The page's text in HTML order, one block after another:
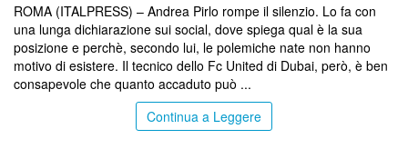
ROMA (ITALPRESS) – Andrea Pirlo rompe il silenzio. Lo fa con
una lunga dichiarazione sui social, dove spiega qual è la sua
posizione e perchè, secondo lui, le polemiche nate non hanno
motivo di esistere. Il tecnico dello Fc United di Dubai, però, è ben
consapevole che quanto accaduto può ...
Continua a Leggere